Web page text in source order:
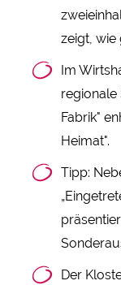
zeigt, wie
Im
regionale
Fabrik"
Heimat".
Tipp:
Der